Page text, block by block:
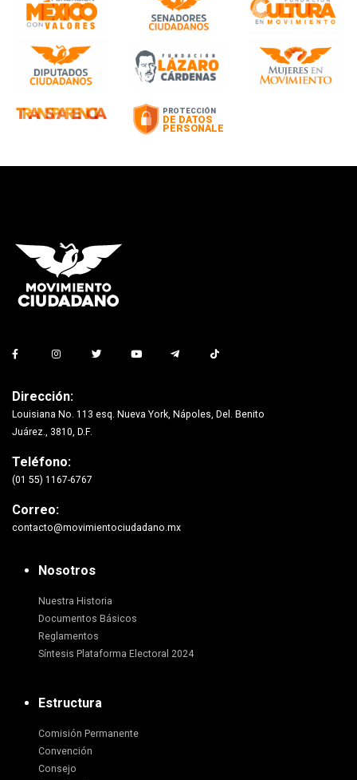
Dirección:
Louisiana No. 113 esq. Nueva York, Nápoles, Del. Benito
Juárez., 3810, D.F.
Teléfono:
(01 55) 1167-6767
Correo:
contacto@movimientociudadano.mx
Nosotros
Nuestra Historia
Documentos Básicos
Reglamentos
Síntesis Plataforma Electoral 2024
Estructura
Comisión Permanente
Convención
Consejo